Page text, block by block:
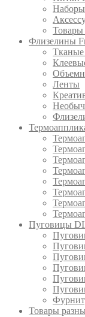
Товары
Флизелины
Тканые
Ленты
Пуговицы
Товары